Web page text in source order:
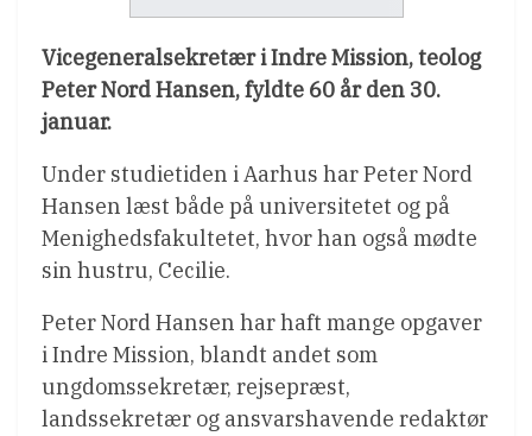
Vicegeneralsekretær i Indre Mission, teolog
Peter Nord Hansen, fyldte 60 år den 30.
januar.
Under studietiden i Aarhus har Peter Nord
Hansen læst både på universitetet og på
Menighedsfakultetet, hvor han også mødte
sin hustru, Cecilie.
Peter Nord Hansen har haft mange opgaver
i Indre Mission, blandt andet som
ungdomssekretær, rejsepræst,
landssekretær og ansvarshavende redaktør